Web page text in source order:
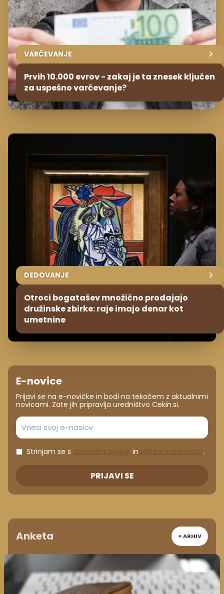
VARČEVANJE
Prvih 10.000 evrov - zakaj je ta znesek ključen
za uspešno varčevanje?
DEDOVANJE
Otroci bogatašev množično prodajajo
družinske zbirke: raje imajo denar kot
umetnine
E-novice
Prijavi se na e-novičke in bodi na tekočem z aktualnimi
novicami. Zate jih pripravlja uredništvo Cekin.si.
Strinjam se s in .
PRIJAVI SE
Anketa + ARHIV